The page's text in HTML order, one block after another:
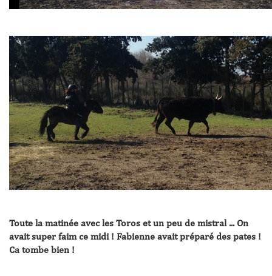
Toute la matinée avec les Toros et un peu de mistral ... On
avait super faim ce midi ! Fabienne avait préparé des pates !
Ca tombe bien !